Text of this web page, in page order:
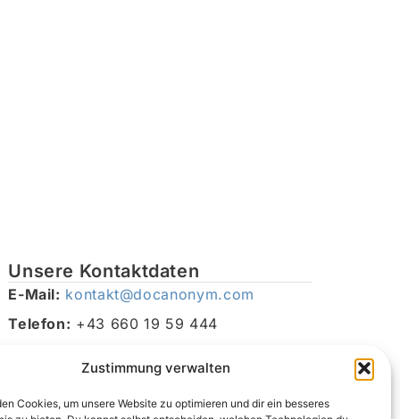
Zustimmung verwalten
Cookies, um unsere Website zu optimieren und dir ein besseres
Unsere Kontaktdaten
E-Mail: kontakt@docanonym.com
Telefon: +43 660 19 59 444
Traunsee, Österreich